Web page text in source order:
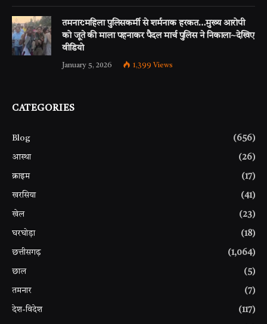
तमनार:महिला पुलिसकर्मी से शर्मनाक हरकत…मुख्य आरोपी
को जूते की माला पहनाकर पैदल मार्च पुलिस ने निकाला~देखिए
वीडियो
January 5, 2026 1,399 Views
CATEGORIES
Blog (656)
आस्था (26)
क्राइम (17)
खरसिया (41)
खेल (23)
घरघोड़ा (18)
छत्तीसगढ़ (1,064)
छाल (5)
तमनार (7)
देश-विदेश (117)